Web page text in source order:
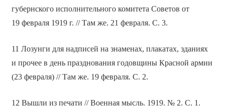
губернского исполнительного комитета Советов от
19 февраля 1919 г. // Там же. 21 февраля. С. 3.
11 Лозунги для надписей на знаменах, плакатах, зданиях
и прочее в день празднования годовщины Красной армии
(23 февраля) // Там же. 19 февраля. С. 2.
12 Вышли из печати // Военная мысль. 1919. № 2. С. 1.